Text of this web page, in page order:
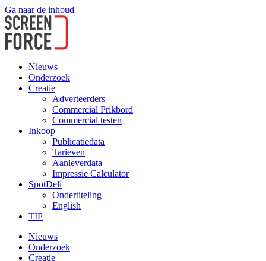
Ga naar de inhoud
Nieuws
Onderzoek
Creatie
Adverteerders
Commercial Prikbord
Commercial testen
Inkoop
Publicatiedata
Tarieven
Aanleverdata
Impressie Calculator
SpotDeli
Ondertiteling
English
TIP
Nieuws
Onderzoek
Creatie